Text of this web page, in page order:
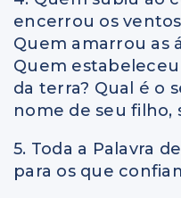
encerrou os
Quem amarrou as
Quem
da terra? Qual é o
nome de seu filho,
5. Toda a Palavra
para os que